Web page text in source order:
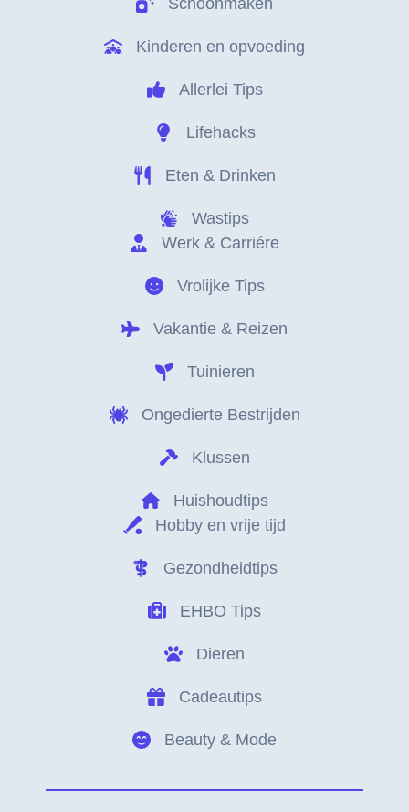
Kinderen en opvoeding
Allerlei Tips
Lifehacks
Eten & Drinken
Wastips
Werk & Carriére
Vrolijke Tips
Vakantie & Reizen
Tuinieren
Ongedierte Bestrijden
Klussen
Huishoudtips
Hobby en vrije tijd
Gezondheidtips
EHBO Tips
Dieren
Cadeautips
Beauty & Mode